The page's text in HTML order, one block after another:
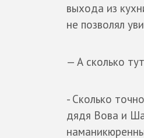
выхода из
не позволял
— А сколько
- Сколько
дядя Вова и